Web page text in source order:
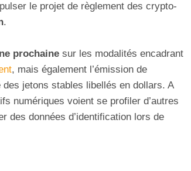
le projet de règlement des crypto-
.
prochaine sur les modalités encadrant
, mais également l’émission de
jetons stables libellés en dollars. A
numériques voient se profiler d’autres
des données d’identification lors de